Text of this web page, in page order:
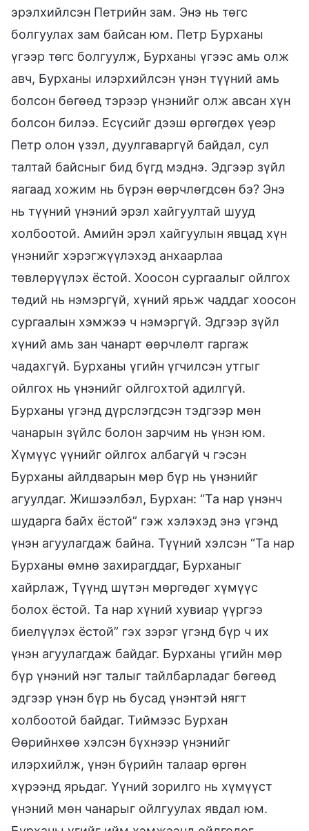
эрэлхийлсэн Петрийн зам. Энэ нь төгс
болгуулах зам байсан юм. Петр Бурханы
үгээр төгс болгуулж, Бурханы үгээс амь олж
авч, Бурханы илэрхийлсэн үнэн түүний амь
болсон бөгөөд тэрээр үнэнийг олж авсан хүн
болсон билээ. Есүсийг дээш өргөгдөх үеэр
Петр олон үзэл, дуулгаваргүй байдал, сул
талтай байсныг бид бүгд мэднэ. Эдгээр зүйл
яагаад хожим нь бүрэн өөрчлөгдсөн бэ? Энэ
нь түүний үнэний эрэл хайгуултай шууд
холбоотой. Амийн эрэл хайгуулын явцад хүн
үнэнийг хэрэгжүүлэхэд анхаарлаа
төвлөрүүлэх ёстой. Хоосон сургаалыг ойлгох
төдий нь нэмэргүй, хүний ярьж чаддаг хоосон
сургаалын хэмжээ ч нэмэргүй. Эдгээр зүйл
хүний амь зан чанарт өөрчлөлт гаргаж
чадахгүй. Бурханы үгийн үгчилсэн утгыг
ойлгох нь үнэнийг ойлгохтой адилгүй.
Бурханы үгэнд дүрслэгдсэн тэдгээр мөн
чанарын зүйлс болон зарчим нь үнэн юм.
Хүмүүс үүнийг ойлгох албагүй ч гэсэн
Бурханы айлдварын мөр бүр нь үнэнийг
агуулдаг. Жишээлбэл, Бурхан: “Та нар үнэнч
шударга байх ёстой” гэж хэлэхэд энэ үгэнд
үнэн агуулагдаж байна. Түүний хэлсэн “Та нар
Бурханы өмнө захирагддаг, Бурханыг
хайрлаж, Түүнд шүтэн мөргөдөг хүмүүс
болох ёстой. Та нар хүний хувиар үүргээ
биелүүлэх ёстой” гэх зэрэг үгэнд бүр ч их
үнэн агуулагдаж байдаг. Бурханы үгийн мөр
бүр үнэний нэг талыг тайлбарладаг бөгөөд
эдгээр үнэн бүр нь бусад үнэнтэй нягт
холбоотой байдаг. Тиймээс Бурхан
Өөрийнхөө хэлсэн бүхнээр үнэнийг
илэрхийлж, үнэн бүрийн талаар өргөн
хүрээнд ярьдаг. Үүний зорилго нь хүмүүст
үнэний мөн чанарыг ойлгуулах явдал юм.